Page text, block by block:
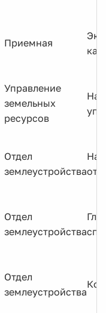
Приемная
Управление
земельных
ресурсов
Отдел
землеустройства
Отдел
землеустройства
Отдел
землеустройства